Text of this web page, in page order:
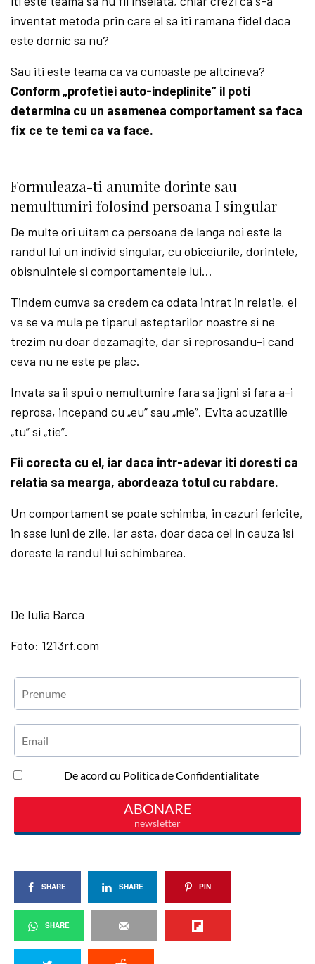
inventat metoda prin care el sa iti ramana fidel daca
este dornic sa nu?
Sau iti este teama ca va cunoaste pe altcineva?
Conform „profetiei auto-indeplinite” il poti
determina cu un asemenea comportament sa faca
fix ce te temi ca va face.
Formuleaza-ti anumite dorinte sau
nemultumiri folosind persoana I singular
De multe ori uitam ca persoana de langa noi este la
randul lui un individ singular, cu obiceiurile, dorintele,
obisnuintele si comportamentele lui…
Tindem cumva sa credem ca odata intrat in relatie, el
va se va mula pe tiparul asteptarilor noastre si ne
trezim nu doar dezamagite, dar si reprosandu-i cand
ceva nu ne este pe plac.
Invata sa ii spui o nemultumire fara sa jigni si fara a-i
reprosa, incepand cu „eu” sau „mie”. Evita acuzatiile
„tu” si „tie”.
Fii corecta cu el, iar daca intr-adevar iti doresti ca
relatia sa mearga, abordeaza totul cu rabdare.
Un comportament se poate schimba, in cazuri fericite,
in sase luni de zile. Iar asta, doar daca cel in cauza isi
doreste la randul lui schimbarea.
De Iulia Barca
Foto: 1213rf.com
SHARE SHARE PIN
SHARE